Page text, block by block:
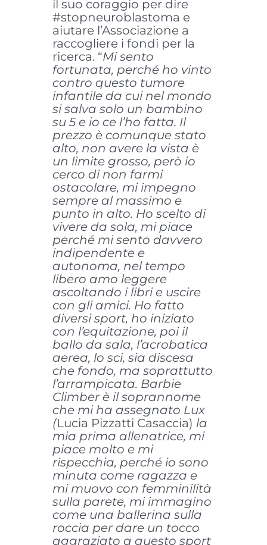
il suo coraggio per dire
#stopneuroblastoma e
aiutare l’Associazione a
raccogliere i fondi per la
ricerca. “Mi sento
fortunata, perché ho vinto
contro questo tumore
infantile da cui nel mondo
si salva solo un bambino
su 5 e io ce l’ho fatta. Il
prezzo è comunque stato
alto, non avere la vista è
un limite grosso, però io
cerco di non farmi
ostacolare, mi impegno
sempre al massimo e
punto in alto. Ho scelto di
vivere da sola, mi piace
perché mi sento davvero
indipendente e
autonoma, nel tempo
libero amo leggere
ascoltando i libri e uscire
con gli amici. Ho fatto
diversi sport, ho iniziato
con l’equitazione, poi il
ballo da sala, l’acrobatica
aerea, lo sci, sia discesa
che fondo, ma soprattutto
l’arrampicata. Barbie
Climber è il soprannome
che mi ha assegnato Lux
(Lucia Pizzatti Casaccia) la
mia prima allenatrice, mi
piace molto e mi
rispecchia, perché io sono
minuta come ragazza e
mi muovo con femminilità
sulla parete, mi immagino
come una ballerina sulla
roccia per dare un tocco
aggraziato a questo sport